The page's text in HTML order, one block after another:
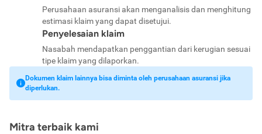
Perusahaan asuransi akan menganalisis dan menghitung
estimasi klaim yang dapat disetujui.
Penyelesaian klaim
Nasabah mendapatkan penggantian dari kerugian sesuai
tipe klaim yang dilaporkan.
Dokumen klaim lainnya bisa diminta oleh perusahaan asuransi jika
diperlukan.
Mitra terbaik kami